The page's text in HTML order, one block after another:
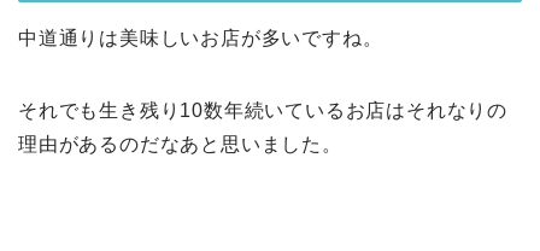
中道通りは美味しいお店が多いですね。
それでも生き残り10数年続いているお店はそれなりの
理由があるのだなあと思いました。